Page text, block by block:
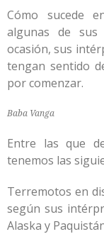
Cómo sucede
algunas de sus
ocasión, sus
tengan sentido
por comenzar.
Baba Vanga
Entre las que
tenemos las
Terremotos en
según sus
Alaska y